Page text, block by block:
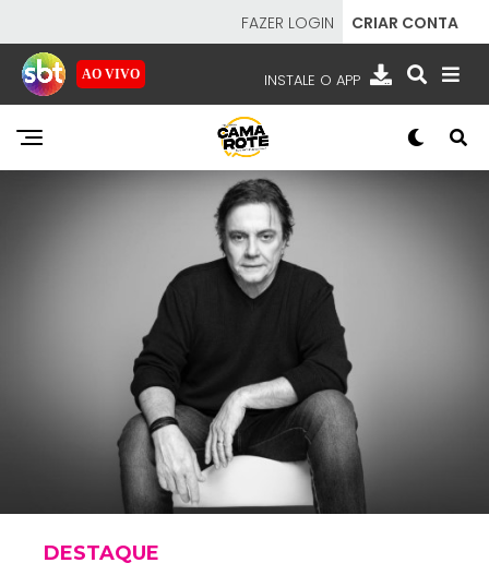
FAZER LOGIN CRIAR CONTA
AO VIVO INSTALE O APP
EMISSORAS
- SISTEMA BRASILEIRO DE TELEVISÃO
DESTAQUE